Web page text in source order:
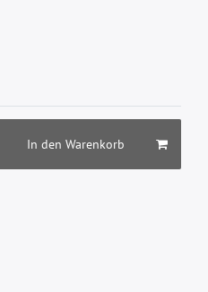
In den Warenkorb